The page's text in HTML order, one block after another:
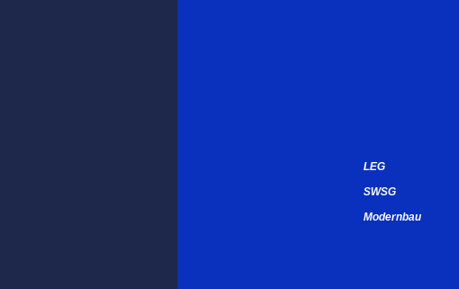
LEG
SWSG
Modernbau